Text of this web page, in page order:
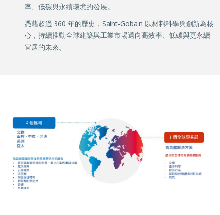
率、低碳與永續環境的發展。
憑藉超過 360 年的歷史，Saint‑Gobain 以材料科學與創新為核
心，持續推動全球建築與工業市場邁向高效率、低碳與更永續
宜居的未來。